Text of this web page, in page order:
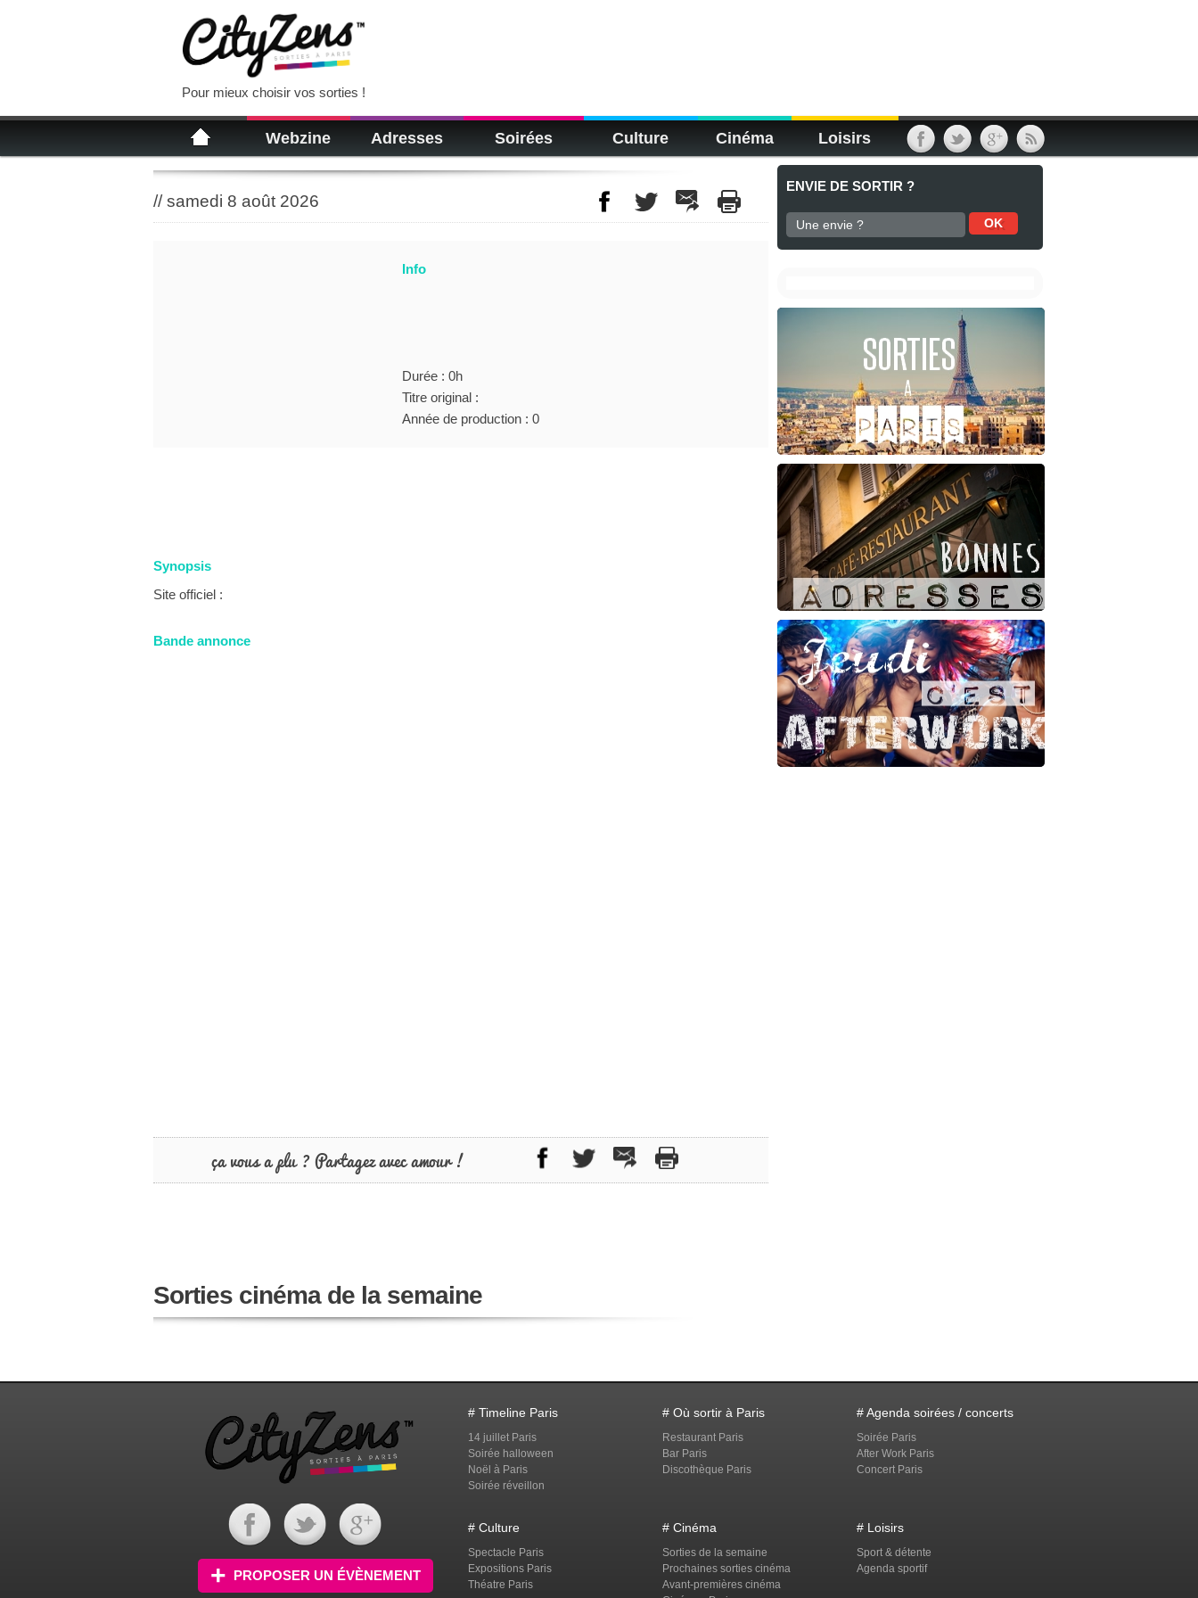
Pour mieux choisir vos sorties !
Webzine Adresses Soirées Culture Cinéma Loisirs
//samedi 8 août 2026
Info
Durée : 0h
Titre original :
Année de production : 0
Synopsis
Site officiel :
Bande annonce
ça vous a plu ? Partagez avec amour !
Sorties cinéma de la semaine
ENVIE DE SORTIR ?
PROPOSER UN ÉVÈNEMENT
# Timeline Paris
14 juillet Paris
Soirée halloween
Noël à Paris
Soirée réveillon
# Où sortir à Paris
Restaurant Paris
Bar Paris
Discothèque Paris
# Agenda soirées / concerts
Soirée Paris
After Work Paris
Concert Paris
# Culture
Spectacle Paris
Expositions Paris
Théatre Paris
# Cinéma
Sorties de la semaine
Prochaines sorties cinéma
Avant-premières cinéma
# Loisirs
Sport & détente
Agenda sportif